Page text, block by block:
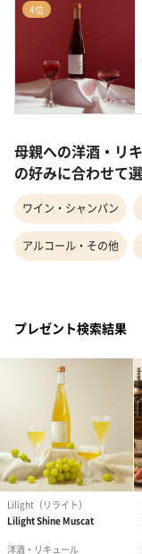
4位
母親への洋酒・リ
の好みに合わせて
ワイン・シャンパン
アルコール・その他
プレゼント検索結果